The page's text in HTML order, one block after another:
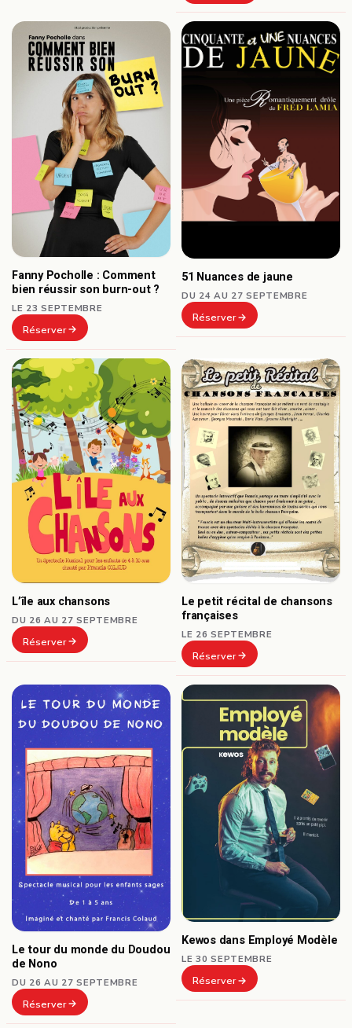
Fanny Pocholle : Comment
bien réussir son burn-out ?
LE 23 SEPTEMBRE
Réserver
51 Nuances de jaune
DU 24 AU 27 SEPTEMBRE
Réserver
L’île aux chansons
DU 26 AU 27 SEPTEMBRE
Réserver
Le petit récital de chansons
françaises
LE 26 SEPTEMBRE
Réserver
Le tour du monde du Doudou
de Nono
DU 26 AU 27 SEPTEMBRE
Réserver
Kewos dans Employé Modèle
LE 30 SEPTEMBRE
Réserver